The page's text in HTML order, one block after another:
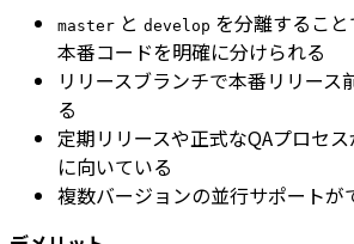
master と develop を分離するこ
本番コードを明確に分けられる
リリースブランチで本番リリース
る
定期リリースや正式なQAプロセ
に向いている
複数バージョンの並行サポートが